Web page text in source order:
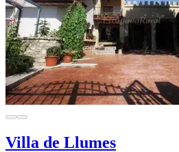
Villa de Llumes